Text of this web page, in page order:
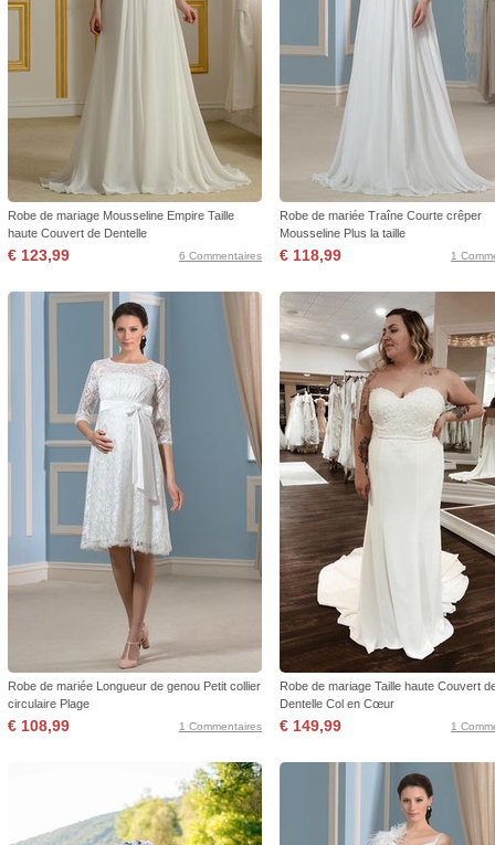
Robe de mariage Mousseline Empire Taille
haute Couvert de Dentelle
€ 123,99 6 Commentaires
Robe de mariée Traîne Courte crêper
Mousseline Plus la taille
€ 118,99 1
Robe de mariée Longueur de genou Petit collier
circulaire Plage
€ 108,99 1 Commentaires
Robe de mariage Taille haute Couvert
Dentelle Col en Cœur
€ 149,99 1